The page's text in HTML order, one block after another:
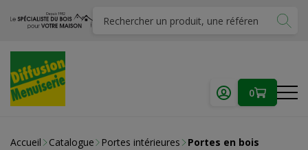
0
Accueil Catalogue Portes intérieures Portes en bois